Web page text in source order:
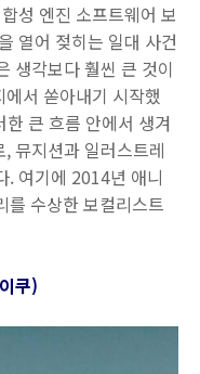
성 엔진 소프트웨어 보
열어 젖히는 일대 사건
생각보다 훨씬 큰 것이
서 쏟아내기 시작했
큰 흐름 안에서 생겨
뮤지션과 일러스트레
. 여기에 2014년 애니
를 수상한 보컬리스트
쿠)